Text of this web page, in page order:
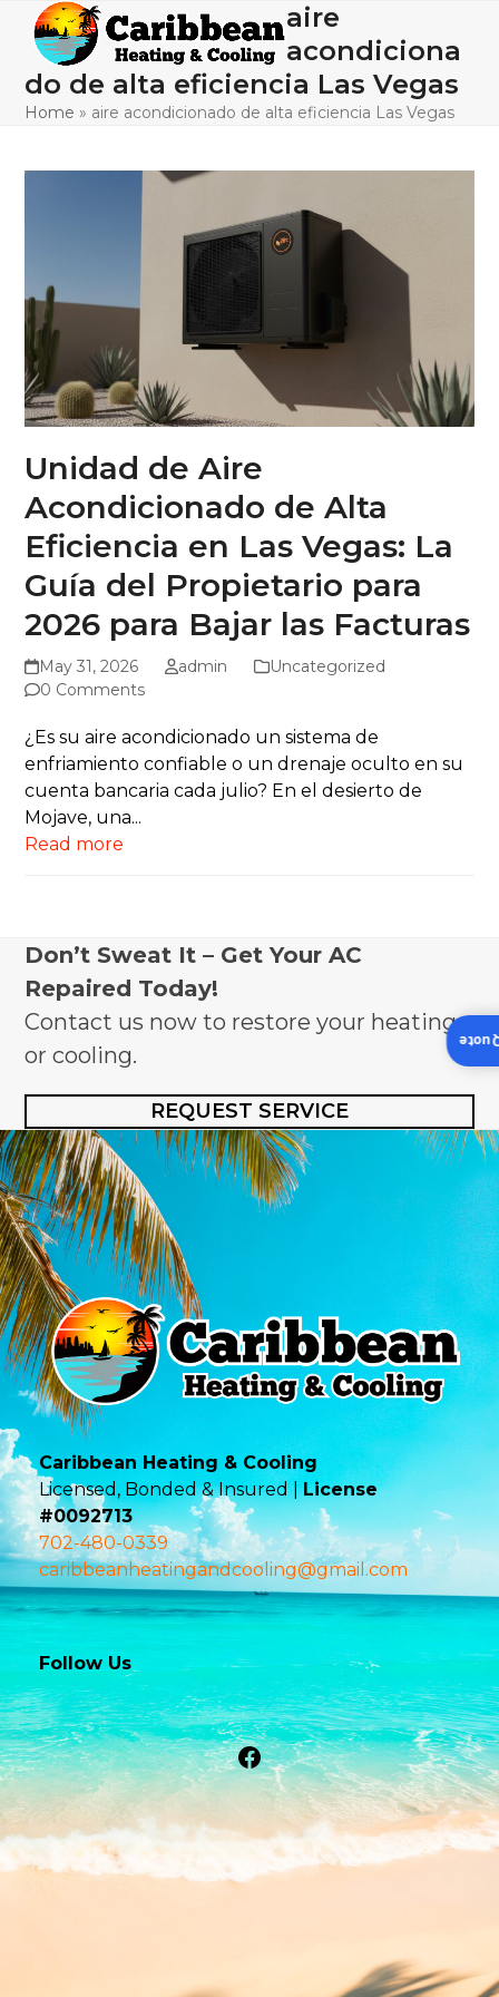
content
Open
mobile
menu
Close
mobile
menu
aire
acondiciona
do de alta eficiencia Las Vegas
Home » aire acondicionado de alta eficiencia Las Vegas
Unidad de Aire
Acondicionado de Alta
Eficiencia en Las Vegas: La
Guía del Propietario para
2026 para Bajar las Facturas
May 31, 2026 admin
Uncategorized
0 Comments
¿Es su aire acondicionado un sistema de
enfriamiento confiable o un drenaje oculto en su
cuenta bancaria cada julio? En el desierto de
Mojave, una...
Read more
Don’t Sweat It – Get Your AC
Repaired Today!
Contact us now to restore your heating
or cooling.
REQUEST SERVICE
Caribbean Heating & Cooling
Licensed, Bonded & Insured |License
#0092713
702-480-0339
caribbeanheatingandcooling@gmail.com
Follow Us
Facebook